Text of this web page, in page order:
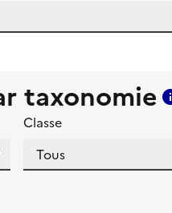
taxonomie
Classe